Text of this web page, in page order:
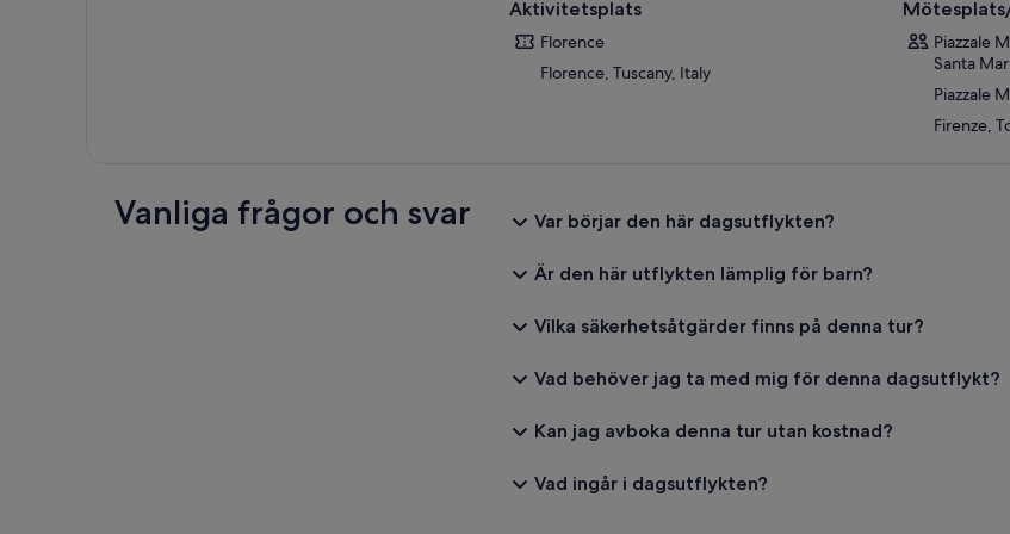
Aktivitetsplats
Florence
Florence, Tuscany, Italy
Piazzale
Santa
Piazzale
Firenze,
Vanliga frågor och svar Var börjar den här dagsutflykten?
Är den här utflykten lämplig för barn?
Vilka säkerhetsåtgärder finns på denna tur?
Vad behöver jag ta med mig för denna dagsutflykt?
Kan jag avboka denna tur utan kostnad?
Vad ingår i dagsutflykten?